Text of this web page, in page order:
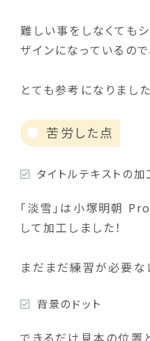
難しい事をしなくても
ザインになっているので
とても参考になりました
苦労した点
タイトルテキストの加
「淡雪」は小塚明朝
して加工しました！
まだまだ練習が必要な
背景のドット